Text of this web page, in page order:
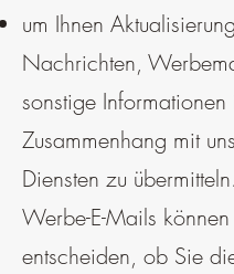
um Ihnen
Nachrichten,
sonstige Informationen
Zusammenhang mit
Diensten zu
Werbe-E-Mails
entscheiden, ob Sie